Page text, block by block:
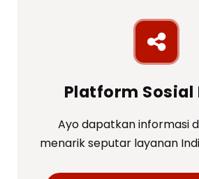
Platform Sosial
Ayo dapatkan informasi
menarik seputar layanan